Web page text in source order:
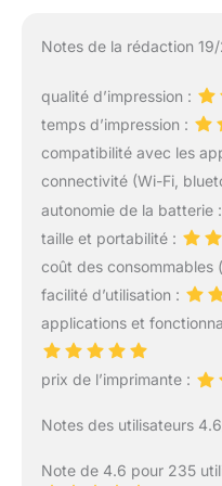
Notes de la rédaction
qualité d’impression :
temps d’impression :
compatibilité avec les
connectivité (Wi-Fi,
autonomie de la batterie :
taille et portabilité :
coût des consommables
facilité d’utilisation :
applications et
prix de l’imprimante :
Notes des utilisateurs
Note de 4.6 pour 235